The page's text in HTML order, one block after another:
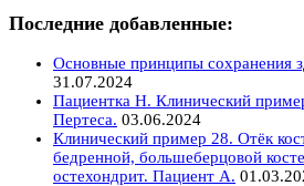
Последние добавленные:
Основные принципы сохранения
31.07.2024
Пациентка Н. Клинический
Пертеса. 03.06.2024
Клинический пример 28. Отёк
бедренной, большеберцовой
остехондрит. Пациент А.